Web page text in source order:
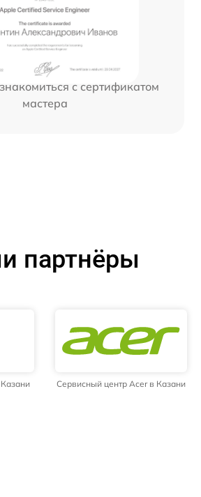
с сертификатом
мастера
партнёры
Сервисный центр Acer в Казани